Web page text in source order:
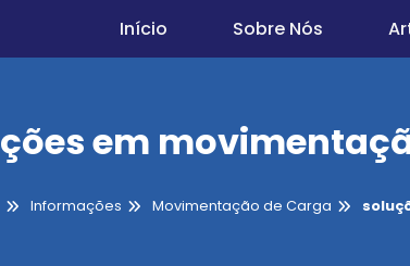
Início Sobre Nós
em
Informações Movimentação de Carga